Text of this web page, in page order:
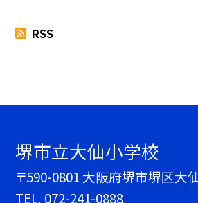
RSS
堺市立大仙小学校
〒590-0801 大阪府堺市堺区大
TEL. 072-241-0888